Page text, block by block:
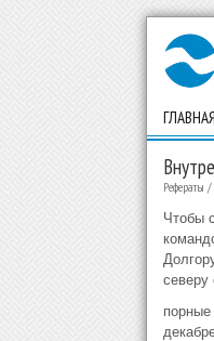
ГЛАВНАЯ
Рефераты /
Чтобы
северу